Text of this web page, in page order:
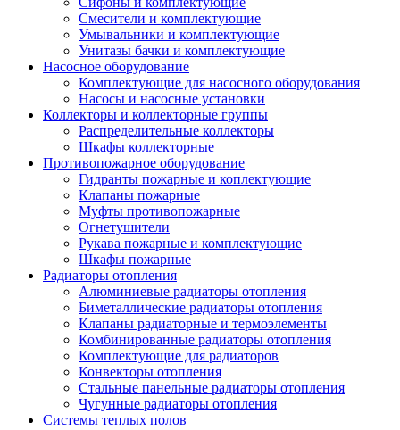
Смесители и комплектующие
Умывальники и комплектующие
Унитазы бачки и комплектующие
Насосное оборудование
Комплектующие для насосного оборудования
Насосы и насосные установки
Коллекторы и коллекторные группы
Распределительные коллекторы
Шкафы коллекторные
Противопожарное оборудование
Гидранты пожарные и коплектующие
Клапаны пожарные
Муфты противопожарные
Огнетушители
Рукава пожарные и комплектующие
Шкафы пожарные
Радиаторы отопления
Алюминиевые радиаторы отопления
Биметаллические радиаторы отопления
Клапаны радиаторные и термоэлементы
Комбинированные радиаторы отопления
Комплектующие для радиаторов
Конвекторы отопления
Стальные панельные радиаторы отопления
Чугунные радиаторы отопления
Системы теплых полов